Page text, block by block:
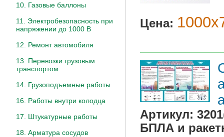
10. Газовые баллоны
11. Электробезопасность при
напряжении до 1000 В
12. Ремонт автомобиля
13. Перевозки грузовым
транспортом
14. Грузоподъемные работы
16. Работы внутри колодца
17. Штукатурные работы
18. Арматура сосудов
Цена:
Артикул:
БПЛА и